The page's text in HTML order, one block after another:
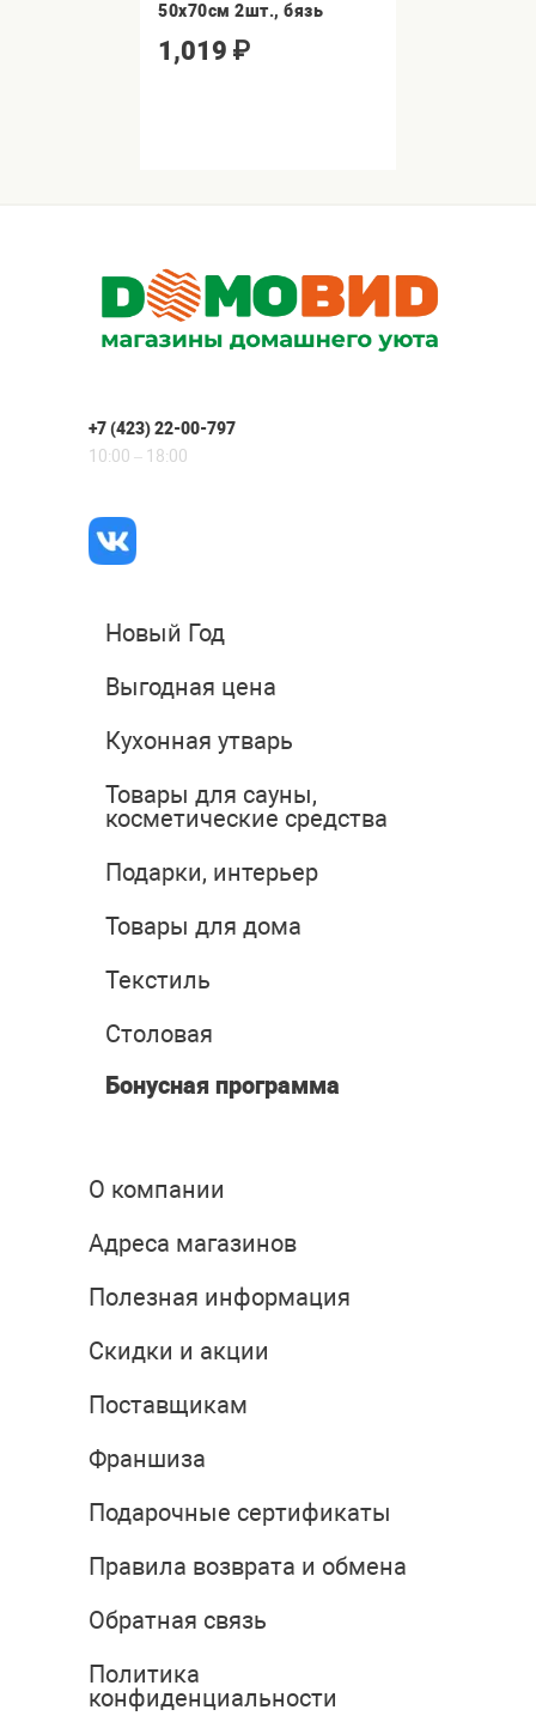
50х70см 2шт., бязь
1,019 ₽
+7 (423) 22-00-797
10:00 – 18:00
Новый Год
Выгодная цена
Кухонная утварь
Товары для сауны,
косметические средства
Подарки, интерьер
Товары для дома
Текстиль
Столовая
Бонусная программа
О компании
Адреса магазинов
Полезная информация
Скидки и акции
Поставщикам
Франшиза
Подарочные сертификаты
Правила возврата и обмена
Обратная связь
Политика
конфиденциальности